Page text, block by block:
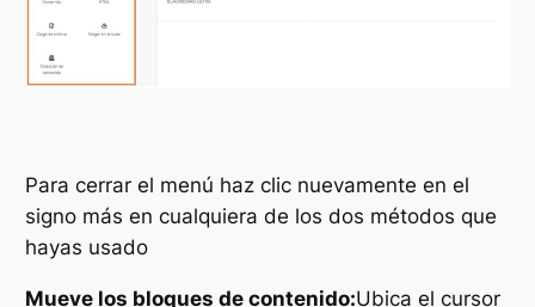
Para cerrar el menú haz clic nuevamente en el
signo más en cualquiera de los dos métodos que
hayas usado
Mueve los bloques de contenido:Ubica el cursor